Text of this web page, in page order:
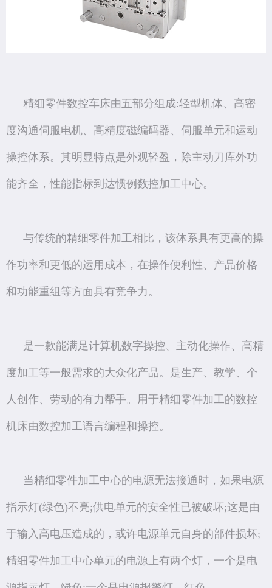
精细零件数控车床由五部分组成:轻型机体、高密
度沟通伺服电机、高精度磁编码器、伺服单元和运动
操控体系。其明显特点是外观轻盈，除主动刀库外功
能齐全，性能指标到达惯例数控加工中心。
与传统的精细零件加工相比，该体系具有更高的操
作功率和更低的运用成本，在操作便利性、产品价格
和功能重组等方面具有竞争力。
是一款能满足计算机数字操控、主动化操作、高精
度加工等一般需求的大众化产品。是生产、教学、个
人创作、劳动的有力帮手。用于精细零件加工的数控
机床由数控加工语言编程和操控。
当精细零件加工中心的电源无法接通时，如果电源
指示灯(绿色)不亮;供电单元的安全性已被破坏;这是由
于输入高电压造成的，或许电源单元自身的部件损坏;
精细零件加工中心单元的电源上有两个灯，一个是电